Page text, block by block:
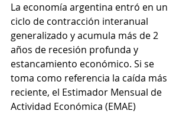
La economía argentina entró en un
ciclo de contracción interanual
generalizado y acumula más de 2
años de recesión profunda y
estancamiento económico. Si se
toma como referencia la caída más
reciente, el Estimador Mensual de
Actividad Económica (EMAE)